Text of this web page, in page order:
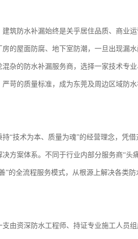
筑防水补漏始终是关乎居住品质、商业
的屋面防腐、地下室防潮，一旦出现漏
混杂的防水补漏服务商，选择一家技术
苛的质量标准，成为东莞及周边区域防
“技术为本、质量为魂”的经营理念，凭
方案体系。不同于行业内部分服务商“头
”的全流程服务模式，从根源上解决各类
由资深防水工程师、持证专业施工人员